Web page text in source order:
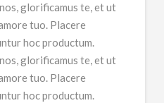
glorificamus te, et ut
tuo. Placere
hoc productum.
glorificamus te, et ut
tuo. Placere
hoc productum.